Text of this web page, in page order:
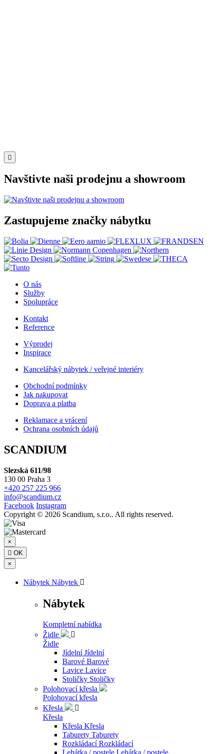

Navštivte naši prodejnu a showroom
Zastupujeme značky nábytku
O nás
Služby
Spolupráce
Kontakt
Reference
Výprodej
Inspirace
Kancelářský nábytek / veřejné interiéry
Obchodní podmínky
Jak nakupovat
Doprava a platba
Reklamace a vrácení
Ochrana osobních údajů
SCANDIUM
Slezská 611/98
130 00 Praha 3
+420 257 225 966
info@scandium.cz
Facebook Instagram
Copyright © 2026 Scandium, s.r.o.. All rights reserved.
×
 OK
×
Nábytek Nábytek 
Nábytek
Kompletní nabídka
Židle

Židle
Jídelní Jídelní
Barové Barové
Lavice Lavice
Stoličky Stoličky
Polohovací křesla
Polohovací křesla
Křesla

Křesla
Křesla Křesla
Taburety Taburety
Rozkládací Rozkládací
Lehátka / postele Lehátka / postele